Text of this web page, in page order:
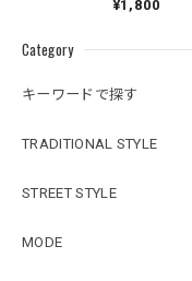
Category
キーワードで探す
TRADITIONAL STYLE
STREET STYLE
MODE
¥1,800